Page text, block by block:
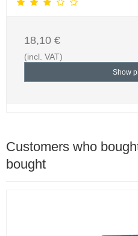
18,10 €
(incl. VAT)
Show
Customers who
bought